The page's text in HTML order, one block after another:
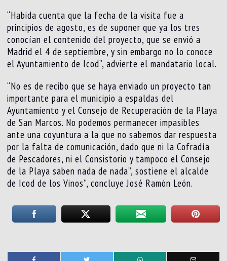
“Habida cuenta que la fecha de la visita fue a
principios de agosto, es de suponer que ya los tres
conocían el contenido del proyecto, que se envió a
Madrid el 4 de septiembre, y sin embargo no lo conoce
el Ayuntamiento de Icod”, advierte el mandatario local.
“No es de recibo que se haya enviado un proyecto tan
importante para el municipio a espaldas del
Ayuntamiento y el Consejo de Recuperación de la Playa
de San Marcos. No podemos permanecer impasibles
ante una coyuntura a la que no sabemos dar respuesta
por la falta de comunicación, dado que ni la Cofradía
de Pescadores, ni el Consistorio y tampoco el Consejo
de la Playa saben nada de nada”, sostiene el alcalde
de Icod de los Vinos”, concluye José Ramón León.